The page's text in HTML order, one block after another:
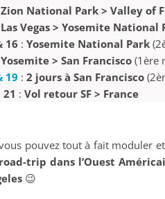
Zion National Park > Valley of
Las Vegas > Yosemite
16 : Yosemite National Park
Yosemite > San Francisco (1ère
19 : 2 jours à San Francisco
21 : Vol retour SF > France
pouvez tout à fait moduler
trip dans l’Ouest
😉